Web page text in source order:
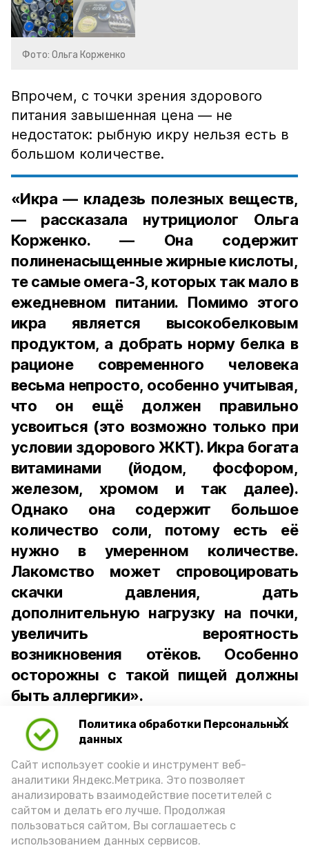
Политика обработки Персональных
данных
Сайт использует cookie и инструмент веб-
аналитики Яндекс.Метрика. Это позволяет
анализировать взаимодействие посетителей с
сайтом и делать его лучше. Продолжая
пользоваться сайтом, Вы соглашаетесь с
использованием данных сервисов.
Фото: Ольга Корженко
Впрочем, с точки зрения здорового
питания завышенная цена — не
недостаток: рыбную икру нельзя есть в
большом количестве.
«Икра — кладезь полезных веществ,
— рассказала нутрициолог Ольга
Корженко. — Она содержит
полиненасыщенные жирные кислоты,
те самые омега-3, которых так мало в
ежедневном питании. Помимо этого
икра является высокобелковым
продуктом, а добрать норму белка в
рационе современного человека
весьма непросто, особенно учитывая,
что он ещё должен правильно
усвоиться (это возможно только при
условии здорового ЖКТ). Икра богата
витаминами (йодом, фосфором,
железом, хромом и так далее).
Однако она содержит большое
количество соли, потому есть её
нужно в умеренном количестве.
Лакомство может спровоцировать
скачки давления, дать
дополнительную нагрузку на почки,
увеличить вероятность
возникновения отёков. Особенно
осторожны с такой пищей должны
быть аллергики».
Для взрослого человека безопасной
порцией икры считается 30-50 граммов
(2-3 ложки). При этом следует обратить
внимание на хлеб, с которым она
подаётся: лучше выбирать
цельнозерновой, с мукой грубого
помола. Есть икру следует в первой